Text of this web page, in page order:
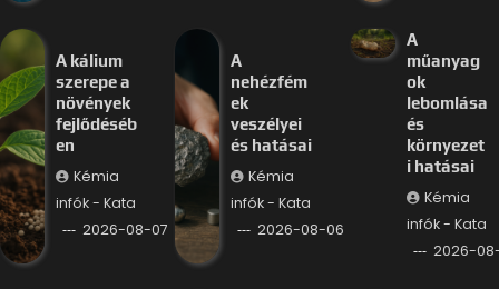
A kálium
szerepe a
növények
fejlődéséb
en
Kémia
infók - Kata
2026-08-07
A
nehézfém
ek
veszélyei
és hatásai
Kémia
infók - Kata
2026-08-06
A
műanyag
ok
lebomlása
és
környezet
i hatásai
Kémia
infók - Kata
2026-